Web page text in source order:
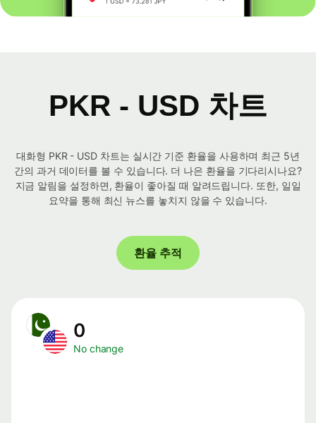
PKR - USD 차트
대화형 PKR - USD 차트는 실시간 기준 환율을 사용하며 최근 5년
간의 과거 데이터를 볼 수 있습니다. 더 나은 환율을 기다리시나요?
지금 알림을 설정하면, 환율이 좋아질 때 알려드립니다. 또한, 일일
요약을 통해 최신 뉴스를 놓치지 않을 수 있습니다.
환율 추적
0
No change